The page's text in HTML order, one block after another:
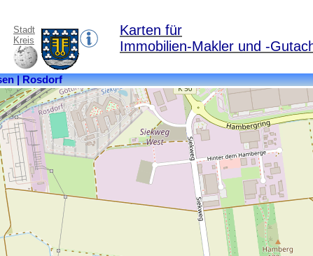
Stadt
Kreis
Braunschweig
Kreis:
Göttingen
Bundesland:
Niedersachsen
Einwohner:
12051
Postleitzahl:
Karten für
Immobilien-Makler und -